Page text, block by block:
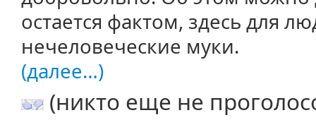
остается фактом, здесь для
нечеловеческие муки.
(далее…)
(никто еще не